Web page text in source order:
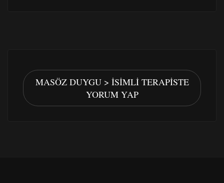
MASÖZ DUYGU > İSIMLI TERAPISTE
YORUM YAP